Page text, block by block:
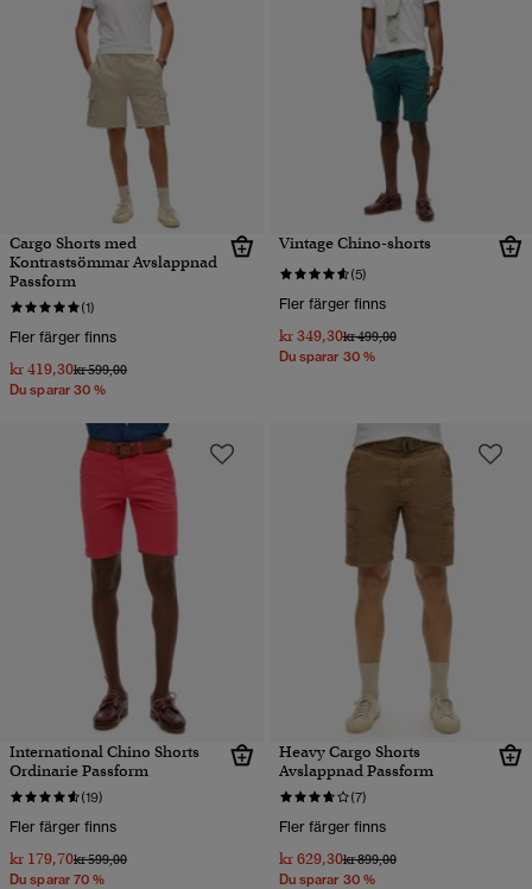
Cargo Shorts med
Kontrastsömmar Avslappnad
Passform
(1)
Fler färger finns
kr 419,30Pris reducerat från
kr 599,00till
Du sparar 30 %
Vintage Chino-shorts
(5)
Fler färger finns
kr 349,30Pris reducerat från
kr 499,00till
Du sparar 30 %
International Chino Shorts
Ordinarie Passform
(19)
Fler färger finns
kr 179,70Pris reducerat från
kr 599,00till
Du sparar 70 %
Heavy Cargo Shorts
Avslappnad Passform
(7)
Fler färger finns
kr 629,30Pris reducerat från
kr 899,00till
Du sparar 30 %